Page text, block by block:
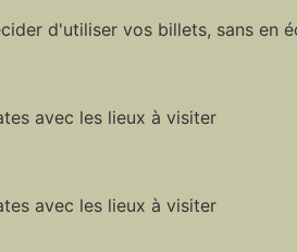
d'utiliser vos billets, sans en
avec les lieux à visiter
avec les lieux à visiter